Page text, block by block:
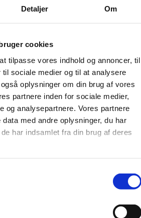
Detaljer Om
cookies
tilpasse vores indhold og annoncer, til
sociale medier og til at analysere
oplysninger om din brug af vores
partnere inden for sociale medier,
og analysepartnere. Vores partnere
med andre oplysninger, du har
har indsamlet fra din brug af deres
og virksomheder
samarbejde. Det er i langt
at forskningen uretmæssigt
Det kan skade
forskning og få både
konsekvenser for
det vigtigt at opnå den rette
universiteter og virksomheder
muligt – og så sikkert som
med Uddannelses- og
og Erhvervsstyrelsen udarbejdet
forebygge og håndtere spionage.